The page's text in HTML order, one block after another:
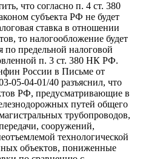
что согласно п. 4 ст. 380
субъекта РФ не будет
ставка в отношении
то налогообложение будет
по предельной налоговой
п. 3 ст. 380 НК РФ.
России в Письме от
05-04-01/40 разъяснил, что
РФ, предусматривающие в
путей общего
трубопроводов,
сооружений,
технологической
объектов, пониженные